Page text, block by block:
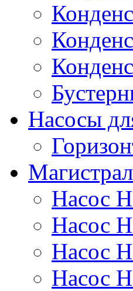
Насосы
Насос
Насос
Насос
Насос